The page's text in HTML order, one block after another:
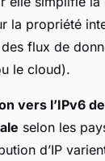
la propriété
flux de
le cloud).
vers l’IPv6
selon les
d’IP